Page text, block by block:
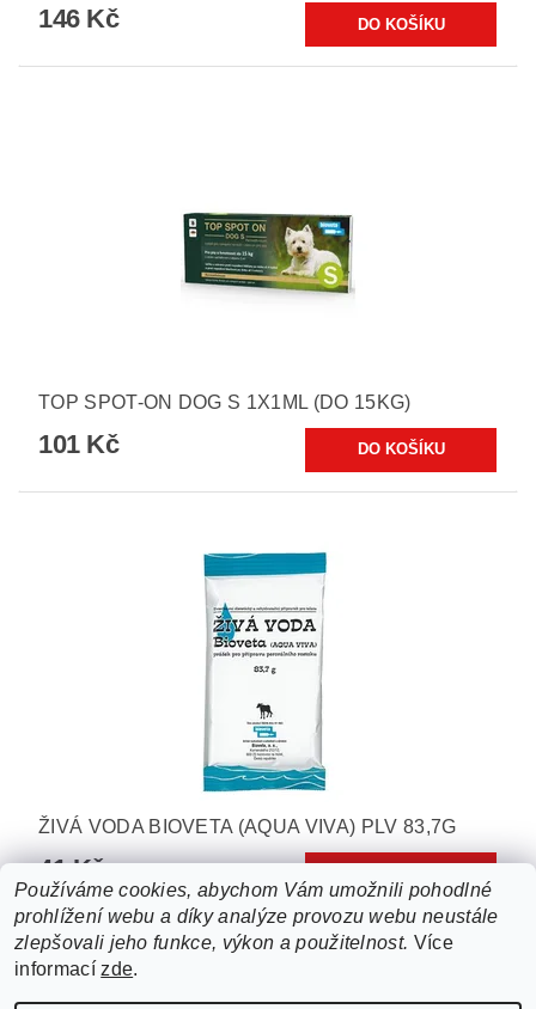
146 Kč
TOP SPOT-ON DOG S 1X1ML (DO 15KG)
101 Kč
ŽIVÁ VODA BIOVETA (AQUA VIVA) PLV 83,7G
41 Kč
38položek celkem
Používáme cookies, abychom Vám umožnili pohodlné
prohlížení webu a díky analýze provozu webu neustále
zlepšovali jeho funkce, výkon a použitelnost. Více
informacízde.